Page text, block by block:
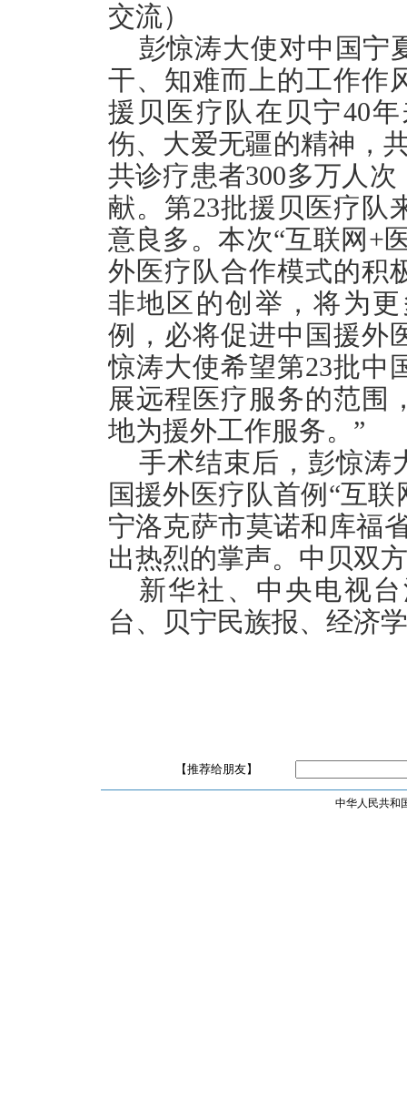
交流）
彭惊涛大使对中国宁
干、知难而上的工作作
援贝医疗队在贝宁40
伤、大爱无疆的精神，
共诊疗患者300多万人
献。第23批援贝医疗队
意良多。本次“互联网+
外医疗队合作模式的积
非地区的创举，将为
例，必将促进中国援外
惊涛大使希望第23批中
展远程医疗服务的范围
地为援外工作服务。”
手术结束后，彭惊涛
国援外医疗队首例“互
宁洛克萨市莫诺和库福
出热烈的掌声。中贝双
新华社、中央电视
台、贝宁民族报、经济
【推荐给朋友】
中华人民共和